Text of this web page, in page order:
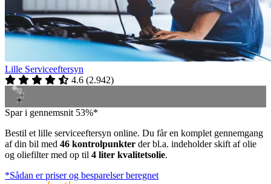
Lille Serviceeftersyn
4.6 (2.942)
Spar i gennemsnit 53%*
Bestil et lille serviceeftersyn online. Du får en komplet gennemgang
af din bil med 46 kontrolpunkter der bl.a. indeholder skift af olie
og oliefilter med op til 4 liter kvalitetsolie.
*Sådan er priser og besparelser beregnet